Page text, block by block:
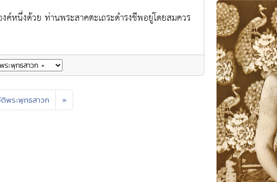
นึ่งด้วย ท่านพระสาคตะเถระดำรงชีพอยู่โดยสมควร
ติพระพุทธสาวก »